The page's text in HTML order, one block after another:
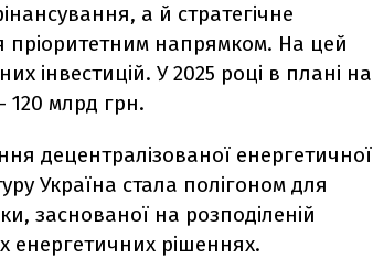
а й стратегічне
пріоритетним напрямком. На цей
інвестицій. У 2025 році в плані на
120 млрд грн.
децентралізованої енергетичної
Україна стала полігоном для
заснованої на розподіленій
енергетичних рішеннях.